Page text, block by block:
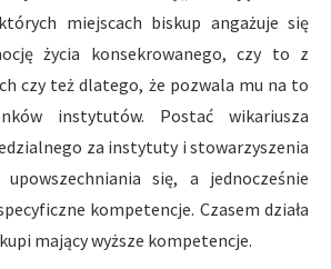
miejscach biskup angażuje się
życia konsekrowanego, czy to z
czy też dlatego, że pozwala mu na to
instytutów. Postać wikariusza
za instytuty i stowarzyszenia
się, a jednocześnie
kompetencje. Czasem działa
mający wyższe kompetencje.